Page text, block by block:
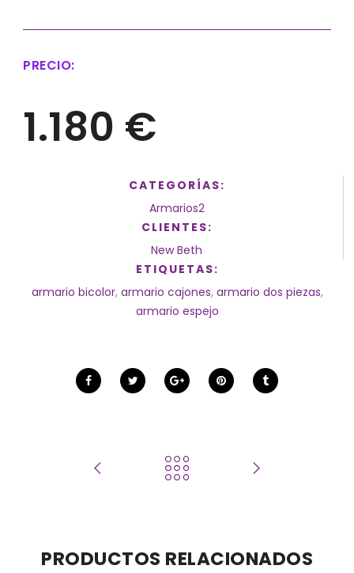
PRECIO:
1.180 €
CATEGORÍAS:
Armarios2
CLIENTES:
New Beth
ETIQUETAS:
armario bicolor, armario cajones, armario dos piezas,
armario espejo
PRODUCTOS RELACIONADOS